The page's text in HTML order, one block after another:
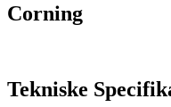
Corning
Tekniske